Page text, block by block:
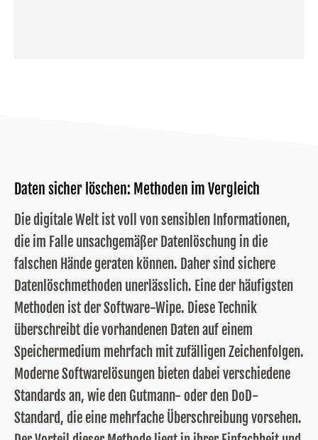
Daten sicher löschen: Methoden im Vergleich
Die digitale Welt ist voll von sensiblen Informationen,
die im Falle unsachgemäßer Datenlöschung in die
falschen Hände geraten können. Daher sind sichere
Datenlöschmethoden unerlässlich. Eine der häufigsten
Methoden ist der Software-Wipe. Diese Technik
überschreibt die vorhandenen Daten auf einem
Speichermedium mehrfach mit zufälligen Zeichenfolgen.
Moderne Softwarelösungen bieten dabei verschiedene
Standards an, wie den Gutmann- oder den DoD-
Standard, die eine mehrfache Überschreibung vorsehen.